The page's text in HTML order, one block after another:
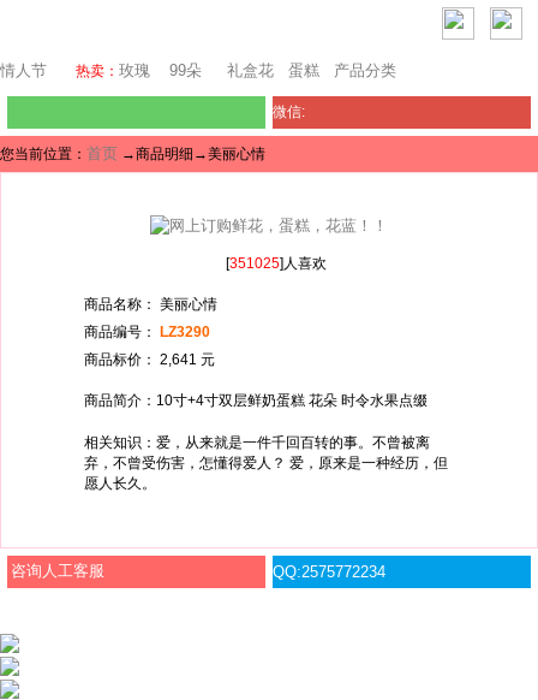
情人节 热卖： 玫瑰 99朵 礼盒花 蛋糕 产品分类
微信:
您当前位置： 首页 →商品明细→美丽心情
[351025]人喜欢
商品名称： 美丽心情
商品编号：
LZ3290
商品标价： 2,641 元
商品简介：10寸+4寸双层鲜奶蛋糕 花朵 时令水果点缀
相关知识：爱，从来就是一件千回百转的事。不曾被离
弃，不曾受伤害，怎懂得爱人？ 爱，原来是一种经历，但
愿人长久。
咨询人工客服 QQ:2575772234